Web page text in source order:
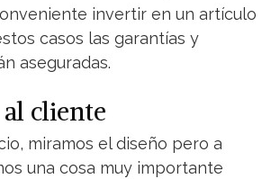
invertir en un artículo
casos las garantías y
aseguradas.
cliente
miramos el diseño pero a
una cosa muy importante